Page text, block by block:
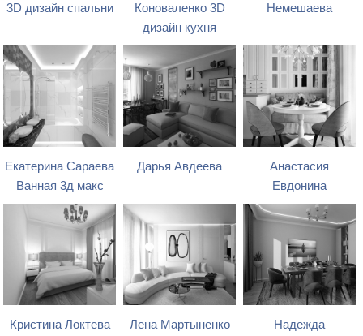
3D дизайн спальни
Коноваленко 3D
дизайн кухня
Немешаева
Екатерина Сараева
Ванная 3д макс
Дарья Авдеева
Анастасия
Евдонина
Кристина Локтева
Лена Мартыненко
Надежда